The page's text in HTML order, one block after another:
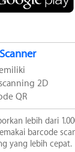
2D
QR
lebih dari
barcode
yang lebih cepat.